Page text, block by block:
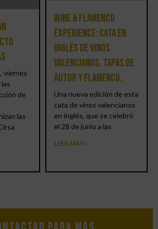
viernes
de
las
Wine & Flamenco
Experience: cata en
inglés de vinos
valencianos, tapas de
autor y flamenco.
Una nueva edición de esta
cata de vinos valencianos
en inglés, que se celebró
el 28 de junio a las
LEER MÁS »